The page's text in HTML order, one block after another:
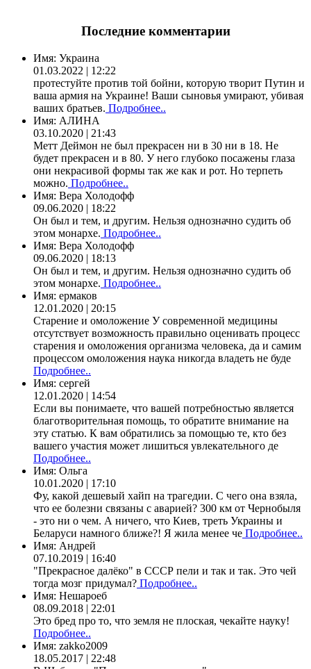
Последние комментарии
Имя: Украина
01.03.2022 | 12:22
протестуйте против той бойни, которую творит Путин и
ваша армия на Украине! Ваши сыновья умирают, убивая
ваших братьев. Подробнее..
Имя: АЛИНА
03.10.2020 | 21:43
Метт Деймон не был прекрасен ни в 30 ни в 18. Не
будет прекрасен и в 80. У него глубоко посажены глаза
они некрасивой формы так же как и рот. Но терпеть
можно. Подробнее..
Имя: Вера Холодофф
09.06.2020 | 18:22
Он был и тем, и другим. Нельзя однозначно судить об
этом монархе. Подробнее..
Имя: Вера Холодофф
09.06.2020 | 18:13
Он был и тем, и другим. Нельзя однозначно судить об
этом монархе. Подробнее..
Имя: ермаков
12.01.2020 | 20:15
Старение и омоложение У современной медицины
отсутствует возможность правильно оценивать процесс
старения и омоложения организма человека, да и самим
процессом омоложения наука никогда владеть не буде
Подробнее..
Имя: сергей
12.01.2020 | 14:54
Если вы понимаете, что вашей потребностью является
благотворительная помощь, то обратите внимание на
эту статью. К вам обратились за помощью те, кто без
вашего участия может лишиться увлекательного де
Подробнее..
Имя: Ольга
10.01.2020 | 17:10
Фу, какой дешевый хайп на трагедии. С чего она взяла,
что ее болезни связаны с аварией? 300 км от Чернобыля
- это ни о чем. А ничего, что Киев, треть Украины и
Беларуси намного ближе?! Я жила менее че Подробнее..
Имя: Андрей
07.10.2019 | 16:40
"Прекрасное далёко" в СССР пели и так и так. Это чей
тогда мозг придумал? Подробнее..
Имя: Нешароеб
08.09.2018 | 22:01
Это бред про то, что земля не плоская, чекайте науку!
Подробнее..
Имя: zakko2009
18.05.2017 | 22:48